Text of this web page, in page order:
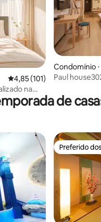
4,85 de uma avaliação
4,85 (101)
na
Shinjuku
Condomínio
Paul
中溝通
de
Preferido
Preferido